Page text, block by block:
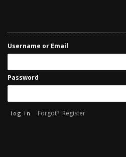
Username or Email
Password
Forgot? Register